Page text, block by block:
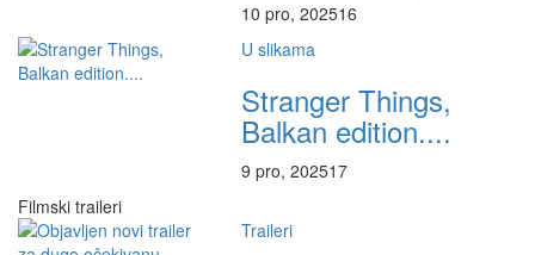
10 pro, 202516
U slikama
Stranger Things,
Balkan edition....
9 pro, 202517
Filmski traileri
Traileri